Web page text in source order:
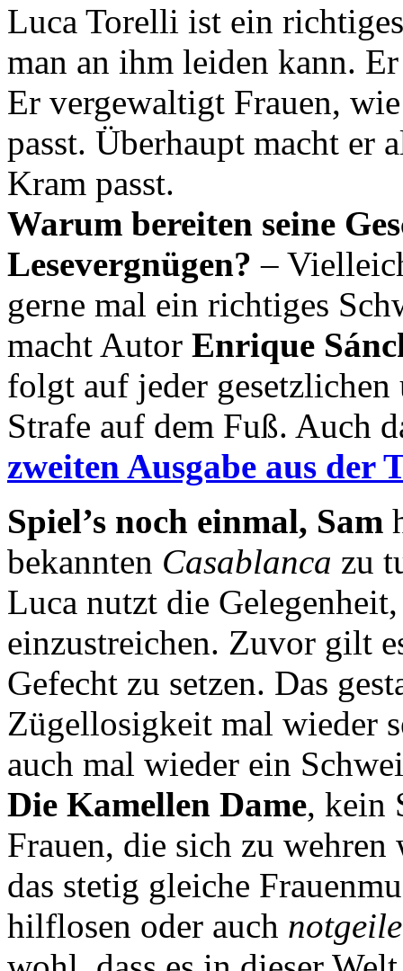
Luca Torelli ist ein
man an ihm leiden kann.
Er vergewaltigt Frauen,
passt. Überhaupt macht er
Kram passt.
Warum bereiten seine
Lesevergnügen? –
gerne mal ein richtiges
macht Autor Enrique
folgt auf jeder
Strafe auf dem Fuß. Auch
zweiten Ausgabe aus der
Spiel’s noch einmal, Sam
bekannten Casablanca zu
Luca nutzt die
einzustreichen. Zuvor gilt
Gefecht zu setzen. Das
Zügellosigkeit mal wieder
auch mal wieder ein
Die Kamellen Dame, kein
Frauen, die sich zu
das stetig gleiche
hilflosen oder auch